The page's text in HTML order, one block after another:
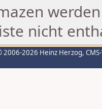
nicht
2006-2026 Heinz Herzog,